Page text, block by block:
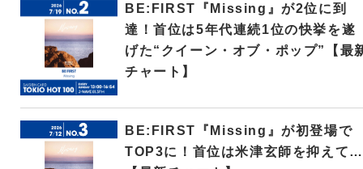
BE:FIRST『Missing』が2位に到
達！首位は5年代連続1位の快挙を遂
げた“クイーン・オブ・ポップ”【最
チャート】
BE:FIRST『Missing』が初登場で
TOP3に！首位は米津玄師を抑えて…